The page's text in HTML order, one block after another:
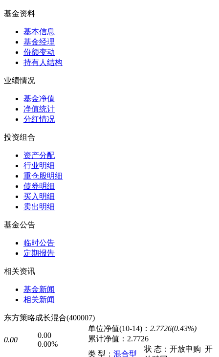
基金资料
基本信息
基金经理
份额变动
持有人结构
业绩情况
基金净值
净值统计
分红情况
投资组合
资产分配
行业明细
重仓股明细
债券明细
买入明细
卖出明细
基金公告
临时公告
定期报告
相关资讯
基金新闻
相关新闻
东方策略成长混合(400007)
0.00
0.00
0.00%
单位净值(10-14)： 2.7726(0.43%)
累计净值： 2.7726
类 型： 混合型
状 态： 开放申购 开